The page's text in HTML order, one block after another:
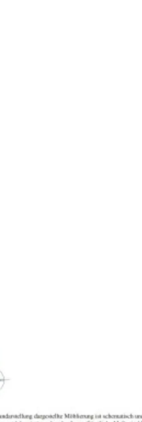
Mieteinnahmen, langfristiger Planungssicherheit und steuerlichen Vorteilen.
erhöht sich das Honorar auf 1,8 % vom Kaufpreis zzgl. Barauslagen und Beglaubigung.
wirtschaftliches Naheverhältnis besteht.